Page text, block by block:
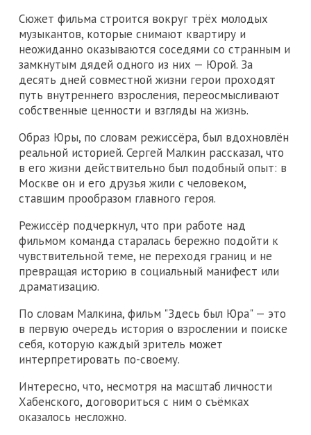
Сюжет фильма строится вокруг трёх молодых
музыкантов, которые снимают квартиру и
неожиданно оказываются соседями со странным и
замкнутым дядей одного из них — Юрой. За
десять дней совместной жизни герои проходят
путь внутреннего взросления, переосмысливают
собственные ценности и взгляды на жизнь.
Образ Юры, по словам режиссёра, был вдохновлён
реальной историей. Сергей Малкин рассказал, что
в его жизни действительно был подобный опыт: в
Москве он и его друзья жили с человеком,
ставшим прообразом главного героя.
Режиссёр подчеркнул, что при работе над
фильмом команда старалась бережно подойти к
чувствительной теме, не переходя границ и не
превращая историю в социальный манифест или
драматизацию.
По словам Малкина, фильм "Здесь был Юра" — это
в первую очередь история о взрослении и поиске
себя, которую каждый зритель может
интерпретировать по-своему.
Интересно, что, несмотря на масштаб личности
Хабенского, договориться с ним о съёмках
оказалось несложно.